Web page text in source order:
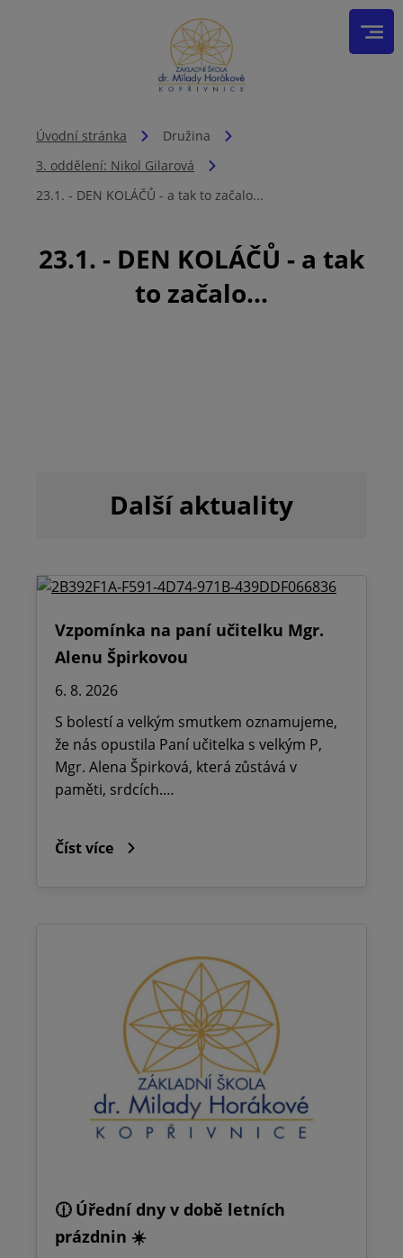
Úvodní stránka
Družina
3. oddělení: Nikol Gilarová
23.1. - DEN KOLÁČŮ - a tak to začalo...
23.1. - DEN KOLÁČŮ - a tak
to začalo...
Další aktuality
Vzpomínka na paní učitelku Mgr.
Alenu Špirkovou
6. 8. 2026
S bolestí a velkým smutkem oznamujeme,
že nás opustila Paní učitelka s velkým P,
Mgr. Alena Špirková, která zůstává v
paměti, srdcích.…
Číst více
🕧 Úřední dny v době letních
prázdnin ☀️